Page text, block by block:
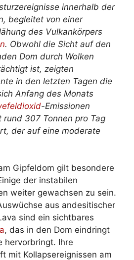
innerhalb der
begleitet von einer
des Vulkankörpers
. Obwohl die Sicht auf den
Dom durch Wolken
ist, zeigten
in den letzten Tagen die
Anfang des Monats
-Emissionen
307 Tonnen pro Tag
der auf eine moderate
Gipfeldom gilt besondere
der instabilen
weiter gewachsen zu sein.
aus andesitischer
sind ein sichtbares
, das in den Dom eindringt
hervorbringt. Ihre
mit Kollapsereignissen am